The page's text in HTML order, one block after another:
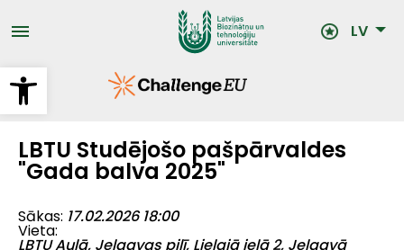
Open toolbar
uz
galveno LV
LBTU Studējošo pašpārvaldes
"Gada balva 2025"
Sākas 17.02.2026 18:00
Vieta
LBTU Aulā, Jelgavas pilī, Lielajā ielā 2, Jelgavā